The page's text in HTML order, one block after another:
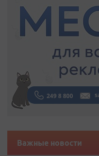
Важные новости